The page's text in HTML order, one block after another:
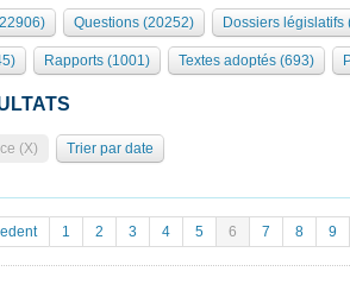
autres organes
l'Assemblée
des Présidents Bureau Collège des
chiffres clés
référence
de l'Assemblée ... )
du palais Bourbon
Questions (20252) Dossiers législatifs
Rapports (1001) Textes adoptés (693)
(X) Trier par date
1 2 3 4 5 6 7 8 9